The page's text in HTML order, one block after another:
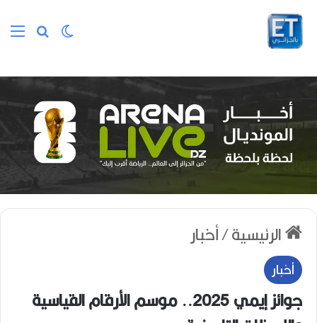
بحث عن
الوضع المظلم
الرئيسية/أخبار
أخبار
جوائز إيمي 2025.. موسم الأرقام القياسية